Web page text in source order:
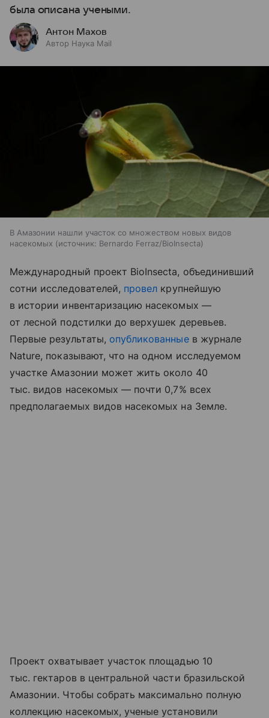
была описана учеными.
Антон Махов
Автор Наука Mail
В Амазонии нашли участок со множеством новых видов
насекомых
источник: Bernardo Ferraz/BioInsecta
Международный проект BioInsecta, объединивший
сотни исследователей, провел крупнейшую
в истории инвентаризацию насекомых —
от лесной подстилки до верхушек деревьев.
Первые результаты, опубликованныев журнале
Nature, показывают, что на одном исследуемом
участке Амазонии может жить около 40
тыс. видов насекомых — почти 0,7% всех
предполагаемых видов насекомых на Земле.
Проект охватывает участок площадью 10
тыс. гектаров в центральной части бразильской
Амазонии. Чтобы собрать максимально полную
коллекцию насекомых, ученые установили